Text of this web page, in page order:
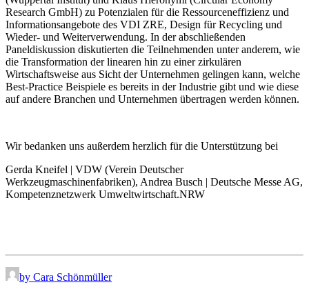
Research GmbH) zu Potenzialen für die Ressourceneffizienz und
Informationsangebote des VDI ZRE, Design für Recycling und
Wieder- und Weiterverwendung. In der abschließenden
Paneldiskussion diskutierten die Teilnehmenden unter anderem, wie
die Transformation der linearen hin zu einer zirkulären
Wirtschaftsweise aus Sicht der Unternehmen gelingen kann, welche
Best-Practice Beispiele es bereits in der Industrie gibt und wie diese
auf andere Branchen und Unternehmen übertragen werden können.
Wir bedanken uns außerdem herzlich für die Unterstützung bei
Gerda Kneifel | VDW (Verein Deutscher
Werkzeugmaschinenfabriken), Andrea Busch | Deutsche Messe AG,
Kompetenznetzwerk Umweltwirtschaft.NRW
by Cara Schönmüller